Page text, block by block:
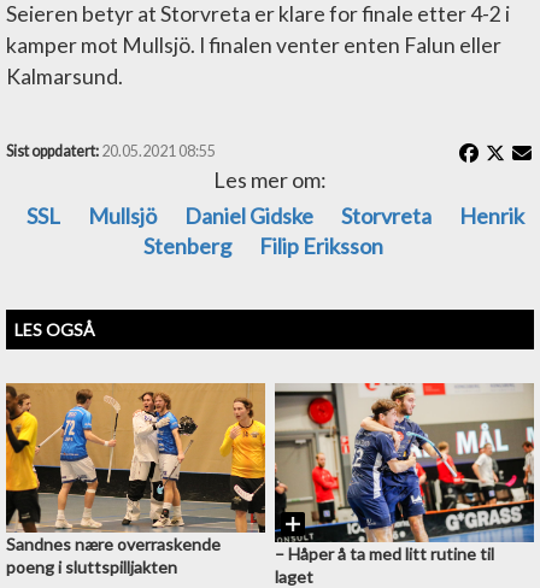
Seieren betyr at Storvreta er klare for finale etter 4-2 i
kamper mot Mullsjö. I finalen venter enten Falun eller
Kalmarsund.
Sist oppdatert: 20.05.2021 08:55
Les mer om:
SSL
Mullsjö Daniel Gidske Storvreta
Henrik
Stenberg
Filip Eriksson
LES OGSÅ
Sandnes nære overraskende
poeng i sluttspilljakten
–⁠ Håper å ta med litt rutine til
laget